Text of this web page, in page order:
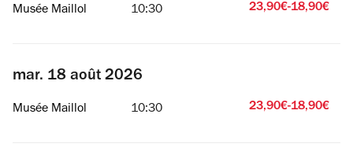
Musée Maillol 10:30 23,90€-18,90€
mar. 18 août 2026
Musée Maillol 10:30 23,90€-18,90€